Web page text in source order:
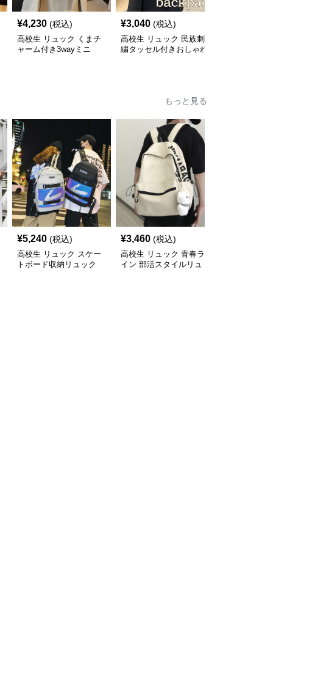
¥4,230 (税込)
高校生 リュック くまチ
ャーム付き3wayミニ
¥3,040 (税込)
高校生 リュック 民族刺
繍タッセル付きおしゃれ
もっと見る
¥5,240 (税込)
高校生 リュック スケー
トボード収納リュック
¥3,460 (税込)
高校生 リュック 青春ラ
イン 部活スタイルリュ